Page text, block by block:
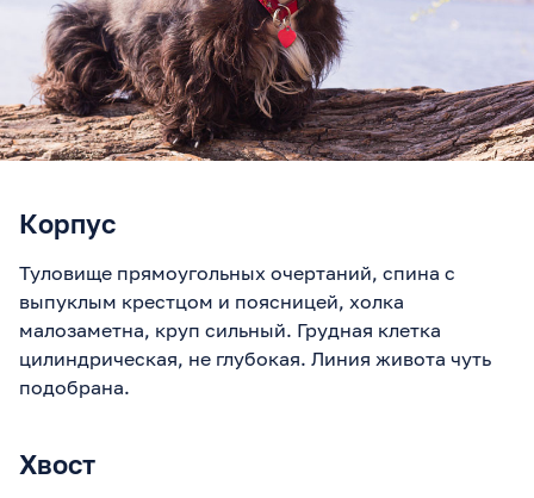
Корпус
Туловище прямоугольных очертаний, спина с
выпуклым крестцом и поясницей, холка
малозаметна, круп сильный. Грудная клетка
цилиндрическая, не глубокая. Линия живота чуть
подобрана.
Хвост